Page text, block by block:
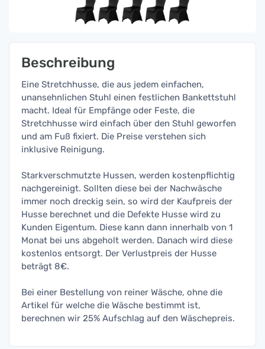
Beschreibung
Eine Stretchhusse, die aus jedem einfachen,
unansehnlichen Stuhl einen festlichen Bankettstuhl
macht. Ideal für Empfänge oder Feste, die
Stretchhusse wird einfach über den Stuhl geworfen
und am Fuß fixiert. Die Preise verstehen sich
inklusive Reinigung.
Starkverschmutzte Hussen, werden kostenpflichtig
nachgereinigt. Sollten diese bei der Nachwäsche
immer noch dreckig sein, so wird der Kaufpreis der
Husse berechnet und die Defekte Husse wird zu
Kunden Eigentum. Diese kann dann innerhalb von 1
Monat bei uns abgeholt werden. Danach wird diese
kostenlos entsorgt. Der Verlustpreis der Husse
beträgt 8€.
Bei einer Bestellung von reiner Wäsche, ohne die
Artikel für welche die Wäsche bestimmt ist,
berechnen wir 25% Aufschlag auf den Wäschepreis.